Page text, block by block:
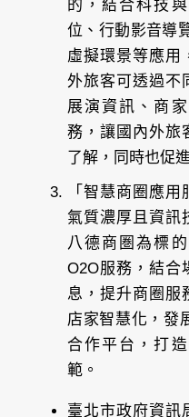
的，結合科技
位、行動影音導
虛擬環景等應用
外旅客可透過不
展演資訊、商
務，讓國內外旅
了解，同時也促
「智慧商圈應
氣質濃厚且資訊
八德商圏為標
O2O服務，結合
息，提升商圈服
店家智慧化，發
合作平台，打
範。
臺北市政府資訊